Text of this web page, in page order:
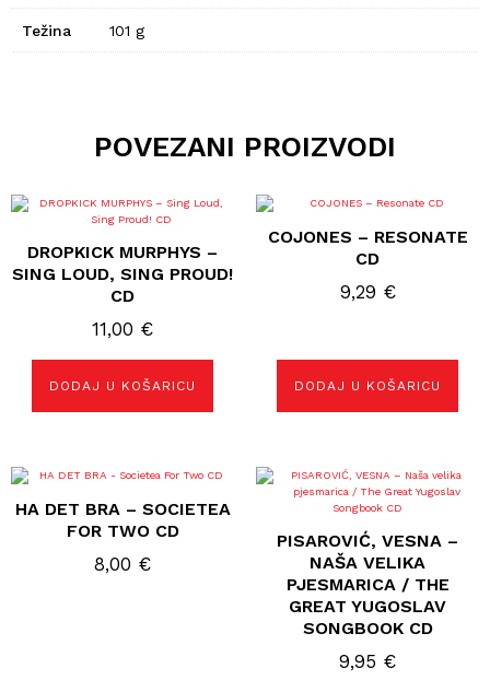
Težina 101 g
POVEZANI PROIZVODI
DROPKICK MURPHYS ‎–
SING LOUD, SING PROUD!
CD
11,00 €
DODAJ U KOŠARICU
COJONES ‎– RESONATE
CD
9,29 €
DODAJ U KOŠARICU
HA DET BRA – SOCIETEA
FOR TWO CD
8,00 €
PISAROVIĆ, VESNA –
NAŠA VELIKA
PJESMARICA / THE
GREAT YUGOSLAV
SONGBOOK CD
9,95 €